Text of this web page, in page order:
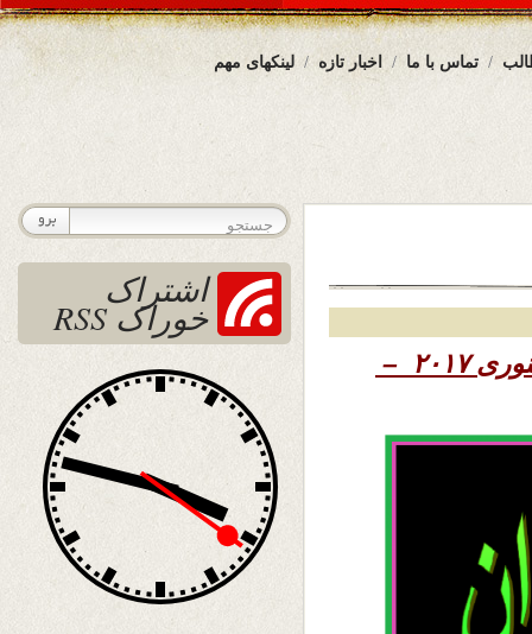
لینکهای مهم اخبار تازه تماس با ما
۱۳۹۵ – ۳۰ جنوری ۲۰۱۷ –
اشتراک
خوراک RSS